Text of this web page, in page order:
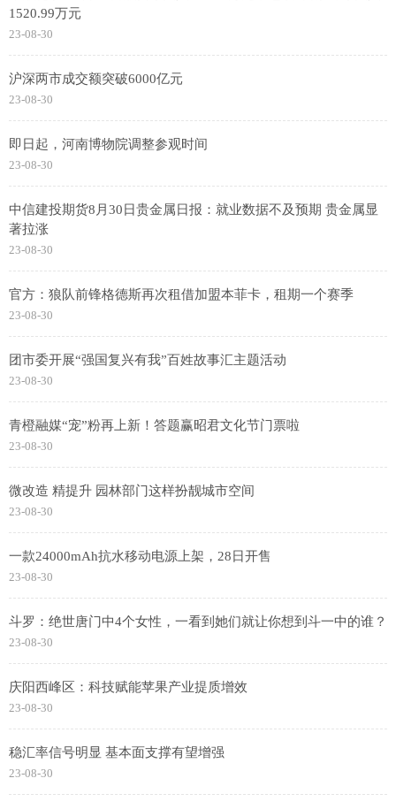
1520.99万元
23-08-30
沪深两市成交额突破6000亿元
23-08-30
即日起，河南博物院调整参观时间
23-08-30
中信建投期货8月30日贵金属日报：就业数据不及预期 贵金属显
著拉涨
23-08-30
官方：狼队前锋格德斯再次租借加盟本菲卡，租期一个赛季
23-08-30
团市委开展“强国复兴有我”百姓故事汇主题活动
23-08-30
青橙融媒“宠”粉再上新！答题赢昭君文化节门票啦
23-08-30
微改造 精提升 园林部门这样扮靓城市空间
23-08-30
一款24000mAh抗水移动电源上架，28日开售
23-08-30
斗罗：绝世唐门中4个女性，一看到她们就让你想到斗一中的谁？
23-08-30
庆阳西峰区：科技赋能苹果产业提质增效
23-08-30
稳汇率信号明显 基本面支撑有望增强
23-08-30